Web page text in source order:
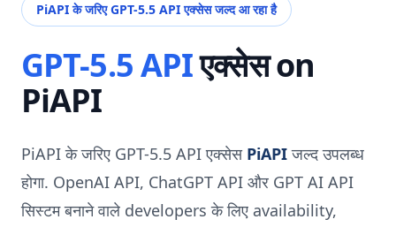
PiAPI के जरिए GPT-5.5 API एक्सेस जल्द आ रहा है
GPT-5.5 APIएक्सेस on
PiAPI
PiAPI के जरिए GPT-5.5 API एक्सेस PiAPI जल्द उपलब्ध
होगा. OpenAI API, ChatGPT API और GPT AI API
सिस्टम बनाने वाले developers के लिए availability,